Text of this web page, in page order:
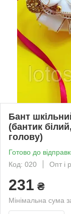
Бант
(бантик
голову)
Готово до
Код: 020
Опт і
231 ₴
Мінімальна сума